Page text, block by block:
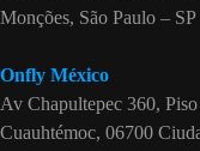
Monções, São Paulo – SP
Onfly México
Av Chapultepec 360,
Cuauhtémoc, 06700